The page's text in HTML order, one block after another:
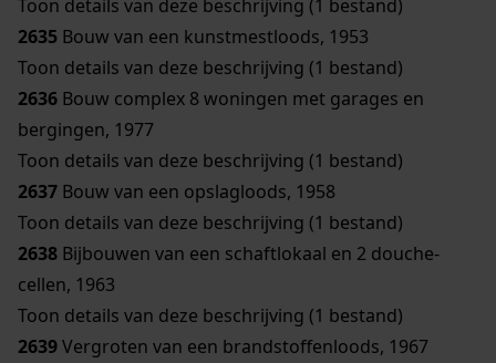
Toon details van deze beschrijving (1 bestand)
2635 Bouw van een kunstmestloods, 1953
Toon details van deze beschrijving (1 bestand)
2636 Bouw complex 8 woningen met garages en
bergingen, 1977
Toon details van deze beschrijving (1 bestand)
2637 Bouw van een opslagloods, 1958
Toon details van deze beschrijving (1 bestand)
2638 Bijbouwen van een schaftlokaal en 2 douche-
cellen, 1963
Toon details van deze beschrijving (1 bestand)
2639Vergroten van een brandstoffenloods, 1967